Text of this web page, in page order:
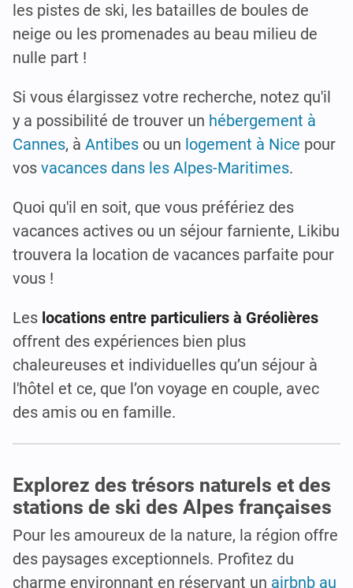
les pistes de ski, les batailles de boules de
neige ou les promenades au beau milieu de
nulle part !
Si vous élargissez votre recherche, notez qu'il
y a possibilité de trouver un hébergement à
Cannes, à Antibes ou un logement à Nice pour
vos vacances dans les Alpes-Maritimes.
Quoi qu'il en soit, que vous préfériez des
vacances actives ou un séjour farniente, Likibu
trouvera la location de vacances parfaite pour
vous !
Les locations entre particuliers à Gréolières
offrent des expériences bien plus
chaleureuses et individuelles qu’un séjour à
l'hôtel et ce, que l’on voyage en couple, avec
des amis ou en famille.
Explorez des trésors naturels et des
stations de ski des Alpes françaises
Pour les amoureux de la nature, la région offre
des paysages exceptionnels. Profitez du
charme environnant en réservant un airbnb au